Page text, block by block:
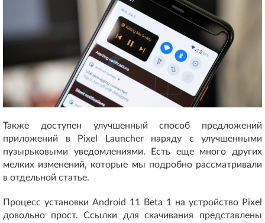
Также доступен улучшенный способ предложений
приложений в Pixel Launcher наряду с улучшенными
пузырьковыми уведомлениями. Есть еще много других
мелких изменений, которые мы подробно рассматривали
в отдельной статье.
Процесс установки Android 11 Beta 1 на устройство Pixel
довольно прост. Cсылки для скачивания представлены